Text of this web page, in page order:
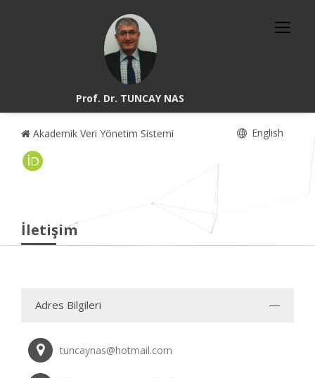
Prof. Dr. TUNCAY NAS
Akademik Veri Yönetim Sistemi English
İletişim
Adres Bilgileri
tuncaynas@hotmail.com